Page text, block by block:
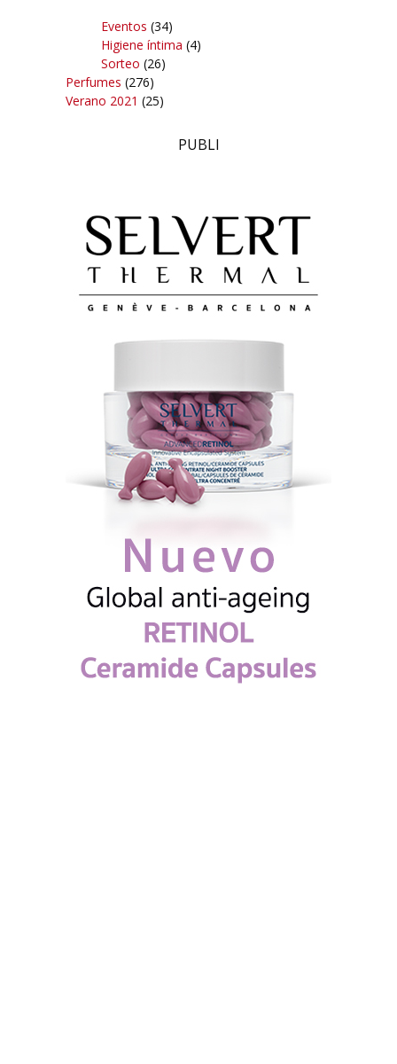
Eventos (34)
Higiene íntima (4)
Sorteo (26)
Perfumes (276)
Verano 2021 (25)
PUBLI